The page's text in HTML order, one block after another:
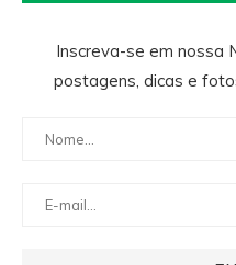
Inscreva-se em nossa
postagens, dicas e